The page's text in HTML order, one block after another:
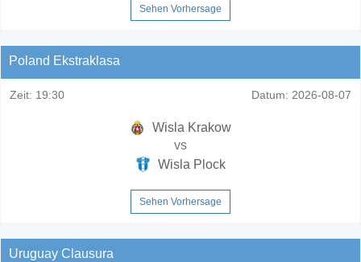
Sehen Vorhersage
Poland Ekstraklasa
Zeit: 19:30 Datum: 2026-08-07
Wisla Krakow
vs
Wisla Plock
Sehen Vorhersage
Uruguay Clausura